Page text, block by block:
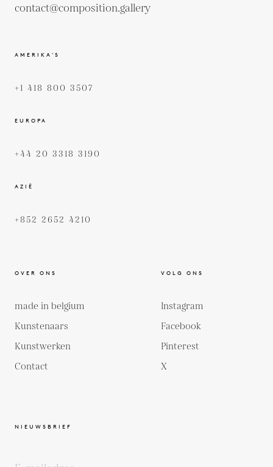
contact@composition.gallery
AMERIKA’S
+1 418 800 3507
EUROPA
+44 20 3318 3190
AZIË
+852 2652 4210
OVER ONS
made in belgium
Kunstenaars
Kunstwerken
Contact
VOLG ONS
Instagram
Facebook
Pinterest
X
NIEUWSBRIEF